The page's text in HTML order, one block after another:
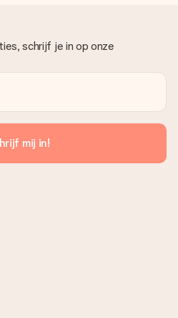
schrijf je in op onze
mij in!